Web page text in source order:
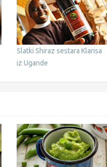
Slatki Shiraz sestara Klarisa
iz Ugande